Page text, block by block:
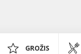
GROŽIS